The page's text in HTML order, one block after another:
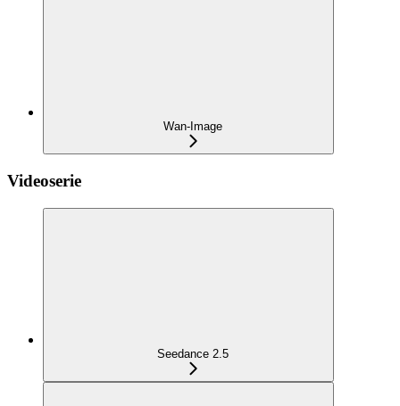
Wan-Image
Videoserie
Seedance 2.5